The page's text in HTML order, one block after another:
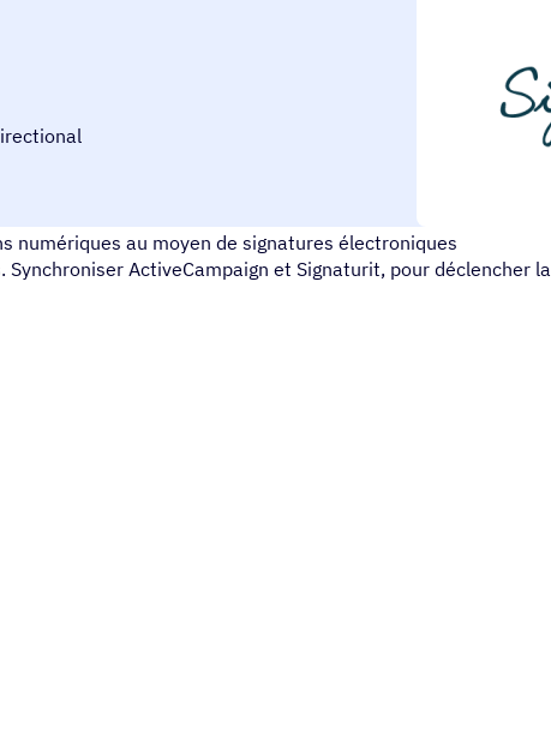
signature qui vous permet de signer et de certifier vos
numériques au moyen de signatures électroniques
ActiveCampaign et Signaturit, pour déclencher la